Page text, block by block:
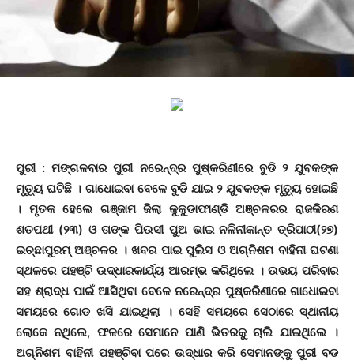
ପୁରୀ : ମଙ୍ଗଳବାର ପୁରୀ ନରେନ୍ଦ୍ର ପୁଷ୍କରିଣୀରେ ବୁଡି ୨ ଯୁବକଙ୍କ
ମୃତ୍ୟୁ ଘଟିଛି । ଗାଧୋଇବା ବେଳେ ବୁଡି ଯାଇ ୨ ଯୁବକଙ୍କ ମୃତ୍ୟୁ ହୋଇଛି
। ମୃତକ ହେଲେ ଗଞ୍ଜାମ ଜିଲା କୁକୁଡାଫାଣ୍ଡି ଅଞ୍ଚଳରର ରାଜକିରଣ
ଶତପଥୀ (୨୩) ଓ ତାଙ୍କ ପିଉସୀ ପୁଅ ଭାଇ ନଳିନୀକାନ୍ତ ତ୍ରିପାଠୀ(୨୭)
ଇଚ୍ଛାପୁରମ୍‌ ଅଞ୍ଚଳର । ଖବର ପାଇ ପୁଲିସ ଓ ଅଗ୍ନିଶମ ବାହିନୀ ଘଟଣା
ସ୍ଥଳରେ ପହଞ୍ଚି ଉଦ୍ଧାରକାର୍ଯ୍ୟ ଆରମ୍ଭ କରିଥିଲେ । ଉଭୟ ପରିବାର
ସହ ଶ୍ରାଦ୍ଧ ପାଇଁ ଆସିଥିବା ବେଳେ ନରେନ୍ଦ୍ର ପୁଷ୍କରିଣୀରେ ଗାଧୋଇବା
ସମୟରେ ଗୋଡ ଖସି ଯାଇଥିଲା । ସେହି ସମୟରେ ସେଠାରେ ସ୍ଥାନୀୟ
ଲୋକେ ନଥିଲେ, ଫଳରେ ସେମାନେ ପାଣି ଭିତରକୁ ଚାଲି ଯାଇଥିଲେ ।
ଅଗ୍ନିଶମ ବାହିନୀ ପହଞ୍ଚିବା ପରେ ଉଦ୍ଧାର କରି ସେମାନଙ୍କୁ ପୁରୀ ବଡ